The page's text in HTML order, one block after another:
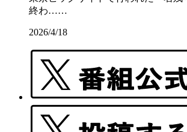
終わ……
2026/4/18